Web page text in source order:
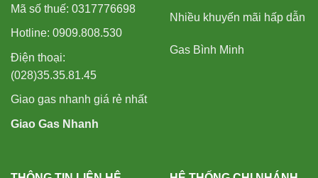
Mã số thuế: 0317776698
Hotline: 0909.808.530
Điện thoại:
(028)35.35.81.45
Giao gas nhanh giá rẻ nhất
Giao Gas Nhanh
Nhiều khuyến mãi hấp dẫn
Gas Bình Minh